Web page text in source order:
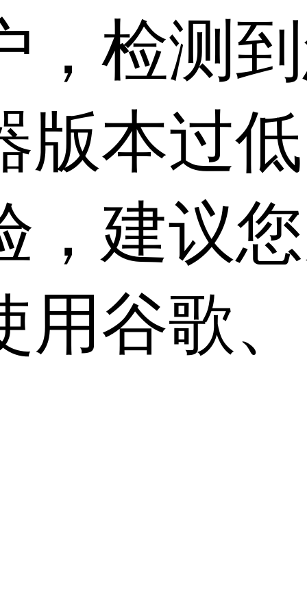
，检测
版本过
，建议
用谷歌